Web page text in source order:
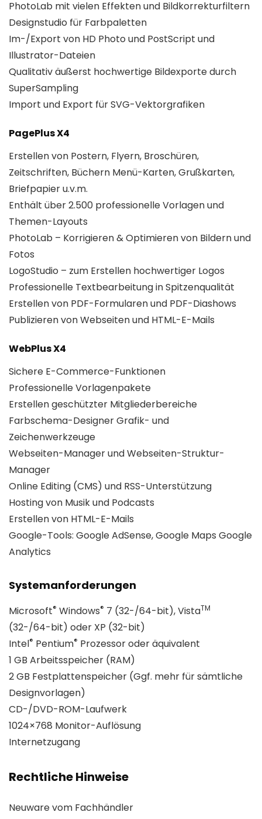
PhotoLab mit vielen Effekten und Bildkorrekturfiltern
Designstudio für Farbpaletten
Im-/Export von HD Photo und PostScript und
Illustrator-Dateien
Qualitativ äußerst hochwertige Bildexporte durch
SuperSampling
Import und Export für SVG-Vektorgrafiken
PagePlus X4
Erstellen von Postern, Flyern, Broschüren,
Zeitschriften, Büchern Menü-Karten, Grußkarten,
Briefpapier u.v.m.
Enthält über 2.500 professionelle Vorlagen und
Themen-Layouts
PhotoLab – Korrigieren & Optimieren von Bildern und
Fotos
LogoStudio – zum Erstellen hochwertiger Logos
Professionelle Textbearbeitung in Spitzenqualität
Erstellen von PDF-Formularen und PDF-Diashows
Publizieren von Webseiten und HTML-E-Mails
WebPlus X4
Sichere E-Commerce-Funktionen
Professionelle Vorlagenpakete
Erstellen geschützter Mitgliederbereiche
Farbschema-Designer Grafik- und
Zeichenwerkzeuge
Webseiten-Manager und Webseiten-Struktur-
Manager
Online Editing (CMS) und RSS-Unterstützung
Hosting von Musik und Podcasts
Erstellen von HTML-E-Mails
Google-Tools: Google AdSense, Google Maps Google
Analytics
Systemanforderungen
Microsoft® Windows® 7 (32-/64-bit), VistaTM
(32-/64-bit) oder XP (32-bit)
Intel® Pentium® Prozessor oder äquivalent
1 GB Arbeitsspeicher (RAM)
2 GB Festplattenspeicher (Ggf. mehr für sämtliche
Designvorlagen)
CD-/DVD-ROM-Laufwerk
1024×768 Monitor-Auflösung
Internetzugang
Rechtliche Hinweise
Neuware vom Fachhändler